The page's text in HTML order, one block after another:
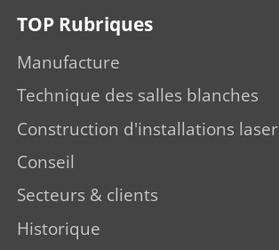
TOP Rubriques
Manufacture
Technique des salles blanches
Construction d'installations laser
Conseil
Secteurs & clients
Historique